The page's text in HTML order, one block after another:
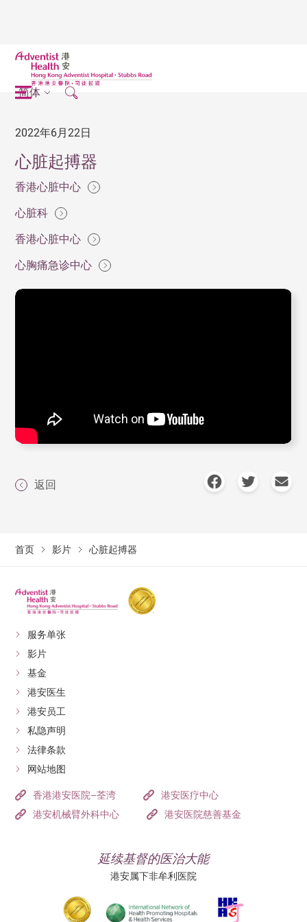
简体
2022年6月22日
心脏起搏器
香港心脏中心
心脏科
香港心脏中心
心胸痛急诊中心
返回
首页 影片 心脏起搏器
服务单张
影片
基金
港安医生
港安员工
私隐声明
法律条款
网站地图
香港港安医院–荃湾
港安医疗中心
港安机械臂外科中心
港安医院慈善基金
延续基督的医治大能
港安属下非牟利医院